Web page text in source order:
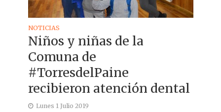
NOTICIAS
Niños y niñas de la
Comuna de
#TorresdelPaine
recibieron atención dental
Lunes 1 Julio 2019